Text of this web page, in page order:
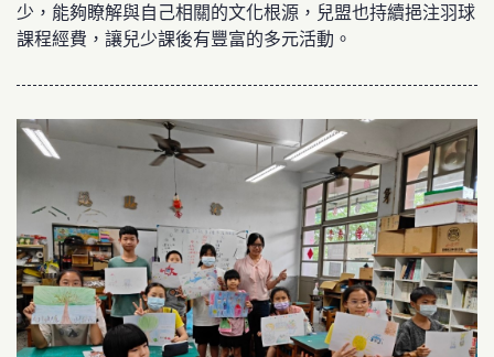
少，能夠瞭解與自己相關的文化根源，兒盟也持續挹注羽球
課程經費，讓兒少課後有豐富的多元活動。